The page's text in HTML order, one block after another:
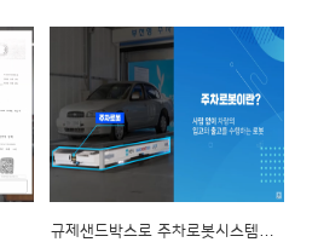
규제샌드박스로 주차로봇시스템의 진일보!